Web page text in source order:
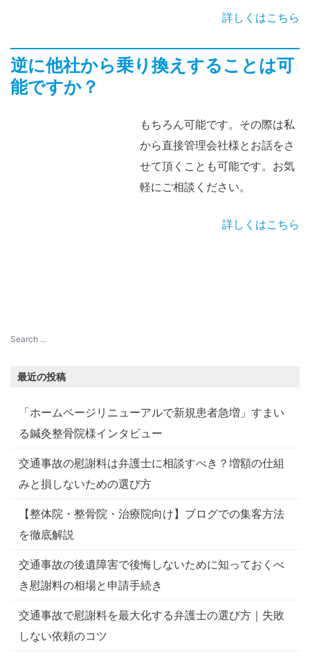
詳しくはこちら
逆に他社から乗り換えすることは可
能ですか？
もちろん可能です。その際は私
から直接管理会社様とお話をさ
せて頂くことも可能です。お気
軽にご相談ください。
詳しくはこちら
最近の投稿
「ホームページリニューアルで新規患者急増」すまい
る鍼灸整骨院様インタビュー
交通事故の慰謝料は弁護士に相談すべき？増額の仕組
みと損しないための選び方
【整体院・整骨院・治療院向け】ブログでの集客方法
を徹底解説
交通事故の後遺障害で後悔しないために知っておくべ
き慰謝料の相場と申請手続き
交通事故で慰謝料を最大化する弁護士の選び方｜失敗
しない依頼のコツ